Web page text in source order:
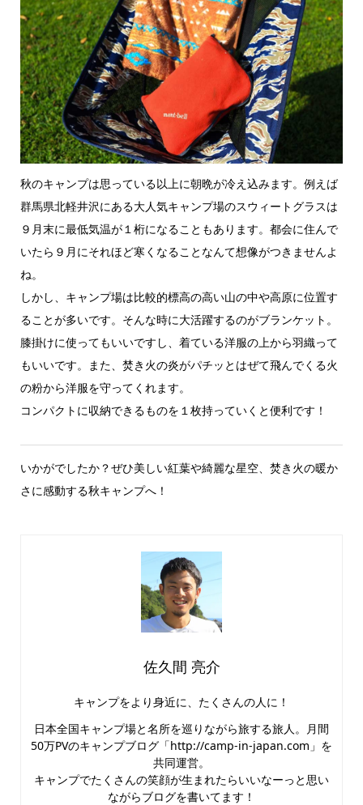
秋のキャンプは思っている以上に朝晩が冷え込みます。例えば
群馬県北軽井沢にある大人気キャンプ場のスウィートグラスは
９月末に最低気温が１桁になることもあります。都会に住んで
いたら９月にそれほど寒くなることなんて想像がつきませんよ
ね。
しかし、キャンプ場は比較的標高の高い山の中や高原に位置す
ることが多いです。そんな時に大活躍するのがブランケット。
膝掛けに使ってもいいですし、着ている洋服の上から羽織って
もいいです。また、焚き火の炎がパチッとはぜて飛んでくる火
の粉から洋服を守ってくれます。
コンパクトに収納できるものを１枚持っていくと便利です！
いかがでしたか？ぜひ美しい紅葉や綺麗な星空、焚き火の暖か
さに感動する秋キャンプへ！
佐久間 亮介
キャンプをより身近に、たくさんの人に！
日本全国キャンプ場と名所を巡りながら旅する旅人。月間
50万PVのキャンプブログ「http://camp-in-japan.com」を
共同運営。
キャンプでたくさんの笑顔が生まれたらいいなーっと思い
ながらブログを書いてます！